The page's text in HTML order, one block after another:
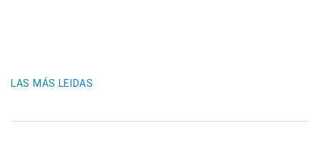
LAS MÁS LEIDAS